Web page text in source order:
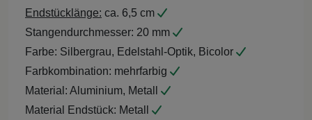
Endstücklänge: ca. 6,5 cm
Stangendurchmesser: 20 mm
Farbe: Silbergrau, Edelstahl-Optik, Bicolor
Farbkombination: mehrfarbig
Material: Aluminium, Metall
Material Endstück: Metall